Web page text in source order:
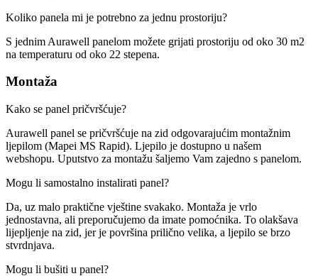
Koliko panela mi je potrebno za jednu prostoriju?
S jednim Aurawell panelom možete grijati prostoriju od oko 30 m2
na temperaturu od oko 22 stepena.
Montaža
Kako se panel pričvršćuje?
Aurawell panel se pričvršćuje na zid odgovarajućim montažnim
ljepilom (Mapei MS Rapid). Ljepilo je dostupno u našem
webshopu. Uputstvo za montažu šaljemo Vam zajedno s panelom.
Mogu li samostalno instalirati panel?
Da, uz malo praktične vještine svakako. Montaža je vrlo
jednostavna, ali preporučujemo da imate pomoćnika. To olakšava
lijepljenje na zid, jer je površina prilično velika, a ljepilo se brzo
stvrdnjava.
Mogu li bušiti u panel?